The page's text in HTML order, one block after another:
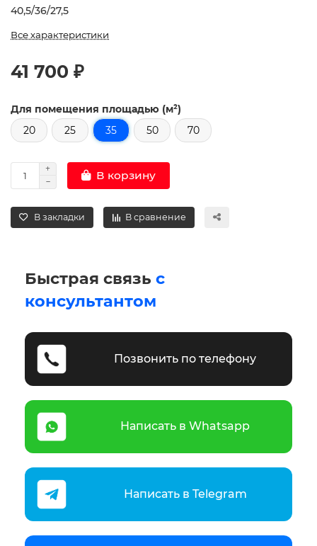
40,5/36/27,5
Все характеристики
41 700 ₽
Для помещения площадью (м²)
20
25 35 50 70
В корзину
В закладки В сравнение
Быстрая связь с
консультантом
Позвонить по телефону
Написать в Whatsapp
Написать в Telegram